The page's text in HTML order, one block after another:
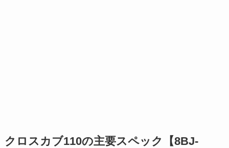
クロスカブ110の主要スペック【8BJ-